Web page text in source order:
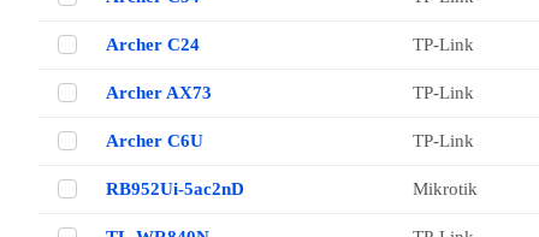
Archer C24 TP-Link
Archer AX73 TP-Link
Archer C6U TP-Link
RB952Ui-5ac2nD Mikrotik